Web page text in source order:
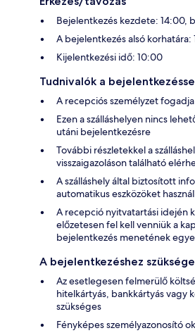
Bejelentkezés kezdete: 14:00,
A bejelentkezés alsó korhatára:
Kijelentkezési idő: 10:00
Tudnivalók a
A recepciós személyzet
Ezen a szálláshelyen nincs
utáni bejelentkezésre
További részletekkel a
visszaigazoláson található
A szálláshely által biztosított
automatikus eszközöket
A recepció nyitvatartási idején
előzetesen fel kell venniük a
bejelentkezés menetének
A bejelentkezéshez
Az esetlegesen felmerülő
hitelkártyás, bankkártyás vagy
szükséges
Fényképes személyazonosító